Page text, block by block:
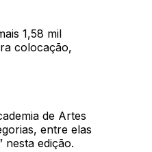
1,58 mil
colocação,
de Artes
entre elas
nesta edição.